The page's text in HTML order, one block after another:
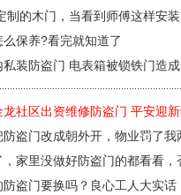
制的木门，当看到师傅这样安
么保养?看完就知道了
装防盗门 电表箱被锁铁门造
龙社区出资维修防盗门 平安迎
盗门改成朝外开，物业罚了我
家里没做好防盗门的都看看，
防盗门要换吗？良心工人大实